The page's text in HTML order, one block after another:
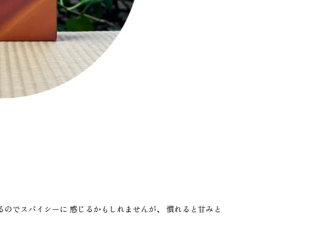
でスパイシーに 感じるかもしれませんが、 慣れると甘みと